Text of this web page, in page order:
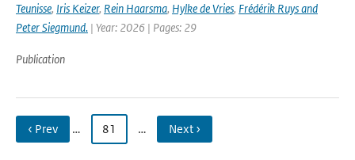
Teunisse, Iris Keizer, Rein Haarsma, Hylke de Vries, Frédérik Ruys and
Peter Siegmund. | Year: 2026 | Pages: 29
Publication
‹ Prev … 81 … Next ›